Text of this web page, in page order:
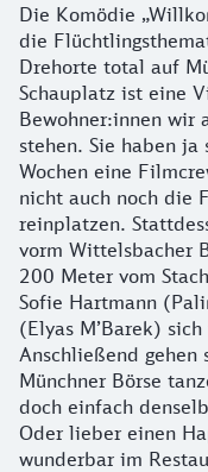
Die Komödie
die
Drehorte total auf
Schauplatz ist eine
Bewohner:innen wir
stehen. Sie haben
Wochen eine
nicht auch noch die
reinplatzen.
vorm Wittelsbacher
200 Meter vom
Sofie Hartmann
(Elyas M’Barek)
Anschließend
Münchner Börse
doch einfach
Oder lieber einen
wunderbar im